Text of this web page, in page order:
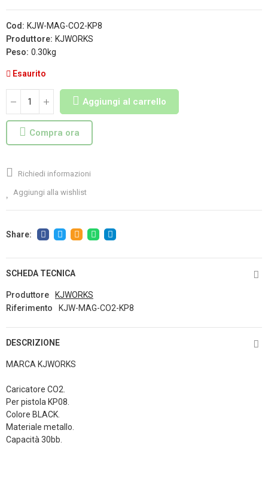
Cod: KJW-MAG-CO2-KP8
Produttore: KJWORKS
Peso: 0.30kg
Esaurito
Aggiungi al carrello
Compra ora
Richiedi informazioni
Aggiungi alla wishlist
SCHEDA TECNICA
Produttore
KJWORKS
Riferimento
KJW-MAG-CO2-KP8
DESCRIZIONE
MARCA KJWORKS
Caricatore CO2.
Per pistola KP08.
Colore BLACK.
Materiale metallo.
Capacità 30bb.